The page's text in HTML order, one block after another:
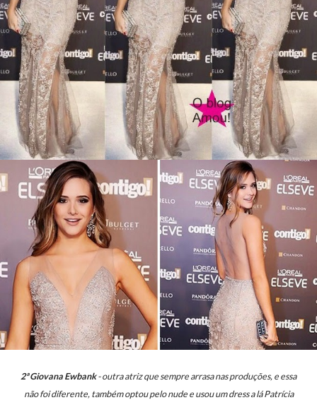
2ª Giovana Ewbank- outra atriz que sempre arrasa nas produções, e essa
não foi diferente, também optou pelo nude e usou um dress a lá Patrícia